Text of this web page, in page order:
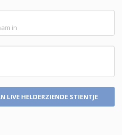
LIVE HELDERZIENDE STIENTJE